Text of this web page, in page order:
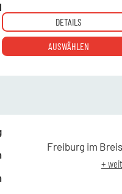
DETAILS
AUSWÄHLEN
54,00 €
ab 6 Tagen
Freiburg im
+